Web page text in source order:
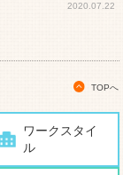
2020.07.22
TOPへ
ワークスタイ
ル